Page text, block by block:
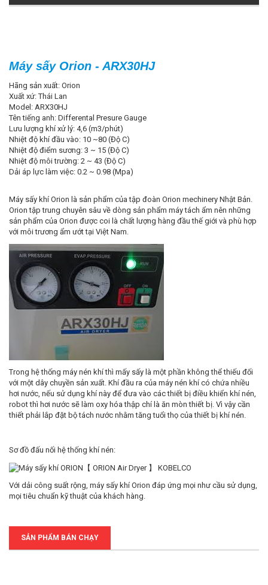
Máy sấy Orion - ARX30HJ
Hãng sản xuất: Orion
Xuất xứ: Thái Lan
Model: ARX30HJ
Tên tiếng anh: Differental Presure Gauge
Lưu lượng khí xử lý: 4,6 (m3/phút)
Nhiệt độ khí đầu vào: 10 ~80 (Độ C)
Nhiệt độ điểm sương: 3 ~ 15 (Độ C)
Nhiệt độ môi trường: 2 ~ 43 (Độ C)
Dải áp lực làm việc: 0.2 ~ 0.98 (Mpa)
Máy sấy khí Orion là sản phẩm của tập đoàn Orion mechinery Nhật Bản.
Orion tập trung chuyên sâu về dòng sản phẩm máy tách ẩm nên những
sản phẩm của Orion được coi là chất lượng hàng đầu thế giới và phù hợp
với môi trương ẩm ướt tại Việt Nam.
Trong hệ thống máy nén khí thì mấy sấy là một phần không thể thiếu đối
với một dây chuyền sản xuất. Khí đầu ra của máy nén khí có chứa nhiều
hơi nước, nếu sử dụng khí này để đưa vào các thiết bị điều khiển khí nén,
robot thì hơi nước sẽ làm oxy hóa thập chí là ăn mòn thiết bị. Vì vậy cần
thiết phải lắp đặt bộ tách nước nhằm tăng tuổi thọ của thiết bị khí nén.
Sơ đồ đấu nối hệ thống khí nén:
Với dải công suất rộng, máy sấy khí Orion đáp ứng mọi như cầu sử dụng,
mọi tiêu chuẩn kỹ thuật của khách hàng.
SẢN PHẨM BÁN CHẠY